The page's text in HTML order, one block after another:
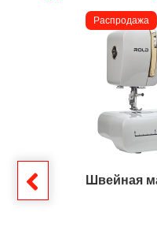
Распродажа
Швейная